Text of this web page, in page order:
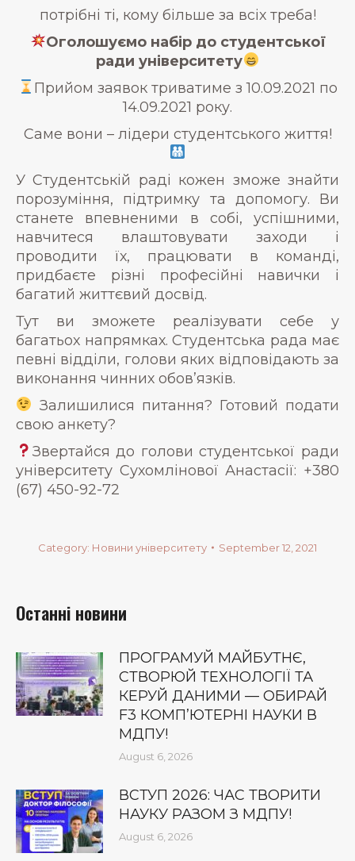
потрібні ті, кому більше за всіх треба!
Оголошуємо набір до студентської
ради університету
Прийом заявок триватиме з 10.09.2021 по
14.09.2021 року.
Саме вони – лідери студентського життя!
У Студентській раді кожен зможе знайти
порозуміння, підтримку та допомогу. Ви
станете впевненими в собі, успішними,
навчитеся влаштовувати заходи і
проводити їх, працювати в команді,
придбаєте різні професійні навички і
багатий життєвий досвід.
Тут ви зможете реалізувати себе у
багатьох напрямках. Студентська рада має
певні відділи, голови яких відповідають за
виконання чинних обов’язків.
Залишилися питання? Готовий подати
свою анкету?
Звертайся до голови студентської ради
університету Сухомлінової Анастасії: +380
(67) 450-92-72
Category: Новини університету September 12, 2021
Останні новини
ПРОГРАМУЙ МАЙБУТНЄ,
СТВОРЮЙ ТЕХНОЛОГІЇ ТА
КЕРУЙ ДАНИМИ — ОБИРАЙ
F3 КОМП’ЮТЕРНІ НАУКИ В
МДПУ!
August 6, 2026
ВСТУП 2026: ЧАС ТВОРИТИ
НАУКУ РАЗОМ З МДПУ!
August 6, 2026